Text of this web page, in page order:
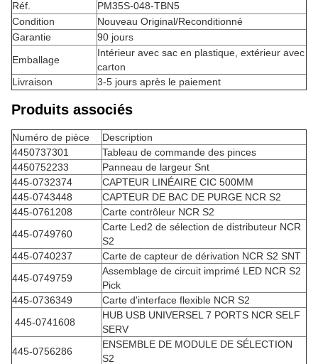
Réf.
PM35S-048-TBN5
Condition
Nouveau Original/Reconditionné
Garantie
90 jours
Emballage
Intérieur avec sac en plastique, extérieur avec
carton
Livraison
3-5 jours après le paiement
Produits associés
Numéro de pièce
Description
4450737301
Tableau de commande des pinces
4450752233
Panneau de largeur Snt
445-0732374
CAPTEUR LINÉAIRE CIC 500MM
445-0743448
CAPTEUR DE BAC DE PURGE NCR S2
445-0761208
Carte contrôleur NCR S2
445-0749760
Carte Led2 de sélection de distributeur NCR
S2
445-0740237
Carte de capteur de dérivation NCR S2 SNT
445-0749759
Assemblage de circuit imprimé LED NCR S2
Pick
445-0736349
Carte d'interface flexible NCR S2
445-0741608
HUB USB UNIVERSEL 7 PORTS NCR SELF
SERV
445-0756286
ENSEMBLE DE MODULE DE SÉLECTION
S2